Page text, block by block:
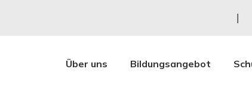
Über uns Bildungsangebot